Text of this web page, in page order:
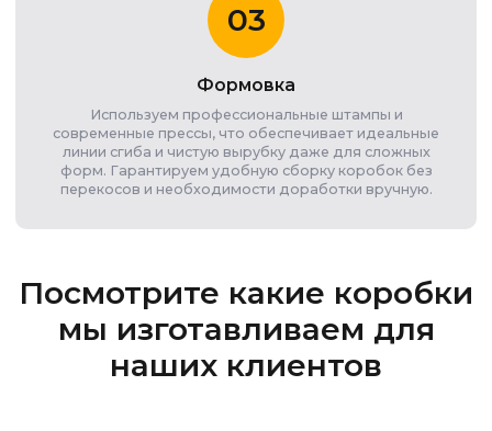
03
Формовка
Используем профессиональные штампы и
современные прессы, что обеспечивает идеальные
линии сгиба и чистую вырубку даже для сложных
форм. Гарантируем удобную сборку коробок без
перекосов и необходимости доработки вручную.
Посмотрите какие коробки
мы изготавливаем для
наших клиентов